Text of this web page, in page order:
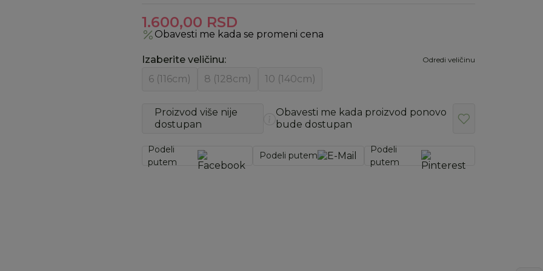
1.600,00 RSD
Obavesti me kada se promeni cena
Izaberite veličinu: Odredi veličinu
6 (116cm) 8 (128cm) 10 (140cm)
Proizvod više nije
dostupan
Obavesti me kada proizvod ponovo
bude dostupan
Podeli
putem
Podeli putem
Podeli
putem